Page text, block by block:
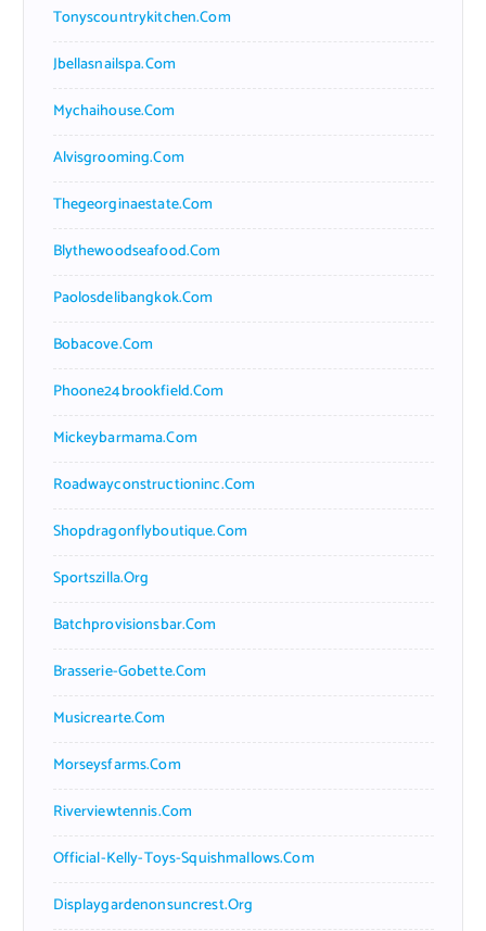
Tonyscountrykitchen.com
Jbellasnailspa.com
Mychaihouse.com
Alvisgrooming.com
Thegeorginaestate.com
Blythewoodseafood.com
Paolosdelibangkok.com
Bobacove.com
Phoone24brookfield.com
Mickeybarmama.com
Roadwayconstructioninc.com
Shopdragonflyboutique.com
Sportszilla.org
Batchprovisionsbar.com
Brasserie-Gobette.com
Musicrearte.com
Morseysfarms.com
Riverviewtennis.com
Official-Kelly-Toys-Squishmallows.com
Displaygardenonsuncrest.org